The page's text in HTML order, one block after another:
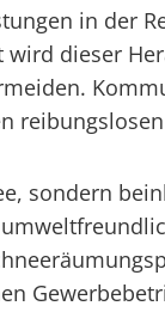
in der
wird dieser
sondern